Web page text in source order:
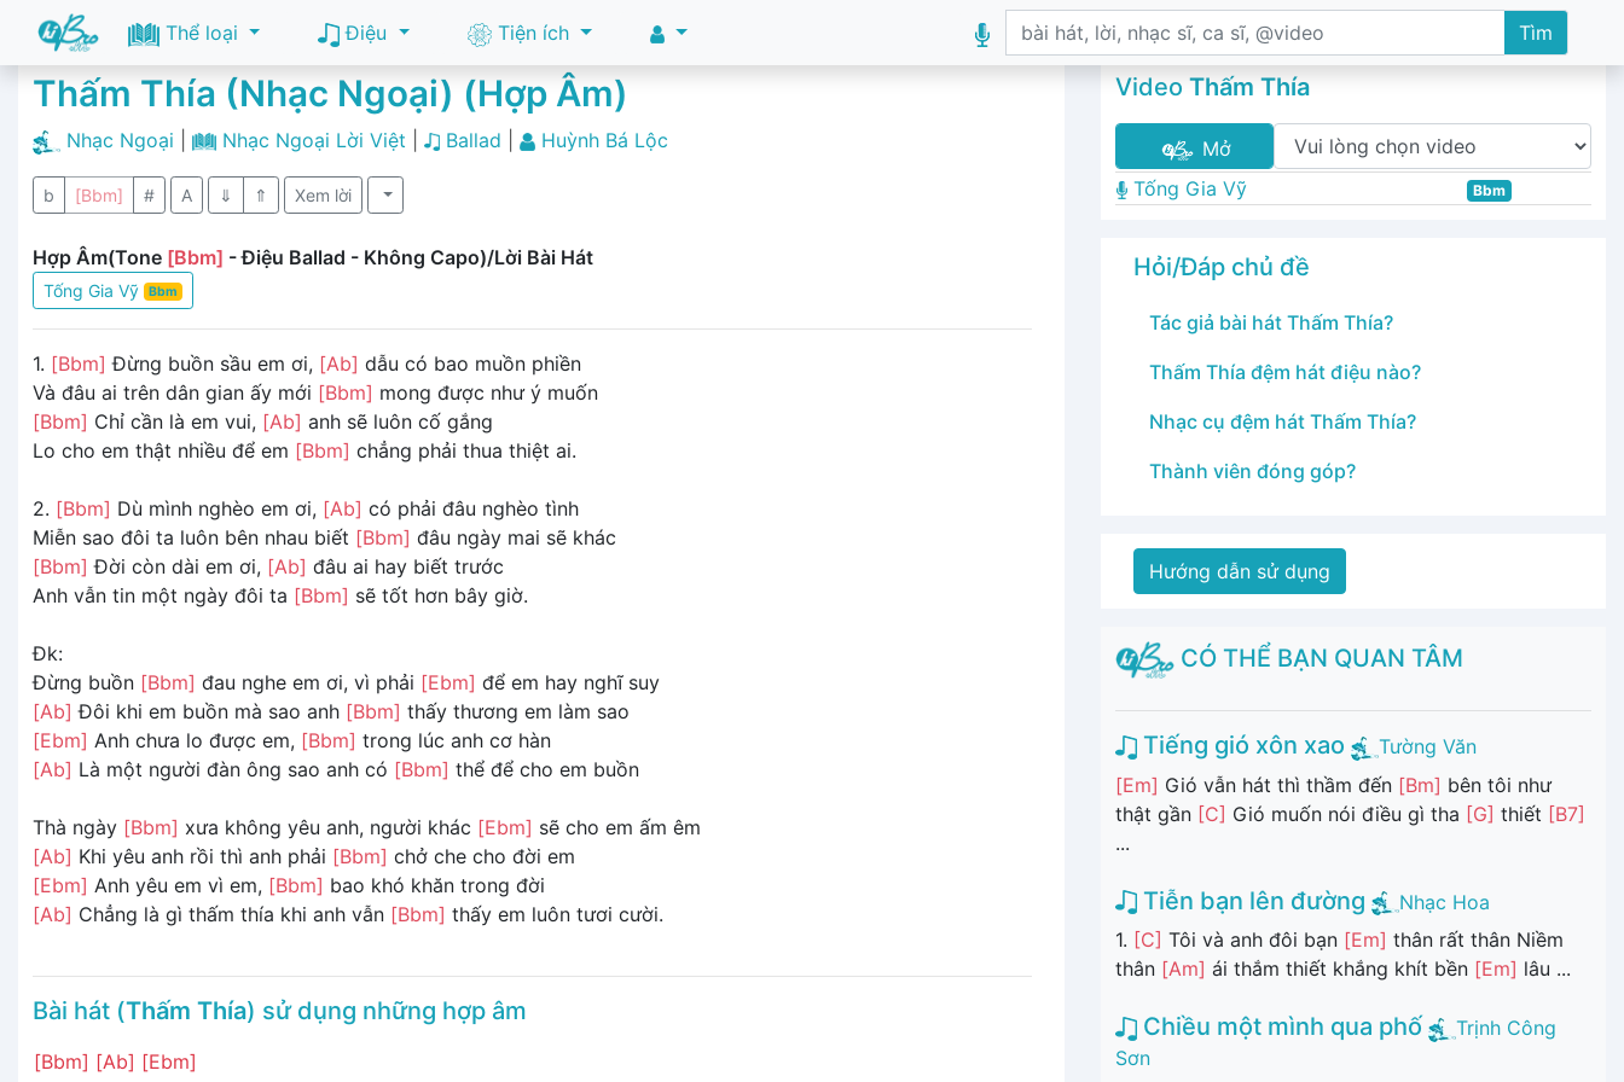
Thể loại Điệu Tiện ích Tìm
Thấm Thía (Nhạc Ngoại) (Hợp Âm)
Nhạc Ngoại Nhạc Ngoại Lời Việt Ballad Huỳnh Bá Lộc
b [Bbm] # A ⇓ ⇑ Xem lời
Hợp Âm(Tone [Bbm] - Điệu Ballad - Không Capo)/Lời Bài Hát
Tống Gia Vỹ Bbm
1. [Bbm] Đừng buồn sầu em ơi, [Ab] dẫu có bao muồn phiền
Và đâu ai trên dân gian ấy mới [Bbm] mong được như ý muốn
[Bbm] Chỉ cần là em vui, [Ab] anh sẽ luôn cố gắng
Lo cho em thật nhiều để em [Bbm] chẳng phải thua thiệt ai.
2. [Bbm] Dù mình nghèo em ơi, [Ab] có phải đâu nghèo tình
Miễn sao đôi ta luôn bên nhau biết [Bbm] đâu ngày mai sẽ khác
[Bbm] Đời còn dài em ơi, [Ab] đâu ai hay biết trước
Anh vẫn tin một ngày đôi ta [Bbm] sẽ tốt hơn bây giờ.
Đk:
Đừng buồn [Bbm] đau nghe em ơi, vì phải [Ebm] để em hay nghĩ suy
[Ab] Đôi khi em buồn mà sao anh [Bbm] thấy thương em làm sao
[Ebm] Anh chưa lo được em, [Bbm] trong lúc anh cơ hàn
[Ab] Là một người đàn ông sao anh có [Bbm] thể để cho em buồn
Thà ngày [Bbm] xưa không yêu anh, người khác [Ebm] sẽ cho em ấm êm
[Ab] Khi yêu anh rồi thì anh phải [Bbm] chở che cho đời em
[Ebm] Anh yêu em vì em, [Bbm] bao khó khăn trong đời
[Ab] Chẳng là gì thấm thía khi anh vẫn [Bbm] thấy em luôn tươi cười.
Bài hát (Thấm Thía) sử dụng những hợp âm
[Bbm] [Ab] [Ebm]
Video Thấm Thía
Mở
Tống Gia Vỹ
Bbm
Hỏi/Đáp chủ đề
Tác giả bài hát Thấm Thía?
Thấm Thía đệm hát điệu nào?
Nhạc cụ đệm hát Thấm Thía?
Thành viên đóng góp?
Hướng dẫn sử dụng
CÓ THỂ BẠN QUAN TÂM
Tiếng gió xôn xao
Tường Văn
[Em] Gió vẫn hát thì thầm đến [Bm] bên tôi như
thật gần [C] Gió muốn nói điều gì tha [G] thiết [B7]
...
Tiễn bạn lên đường
Nhạc Hoa
1. [C] Tôi và anh đôi bạn [Em] thân rất thân Niềm
thân [Am] ái thắm thiết khắng khít bền [Em] lâu ...
Chiều một mình qua phố
Trịnh Công
Sơn